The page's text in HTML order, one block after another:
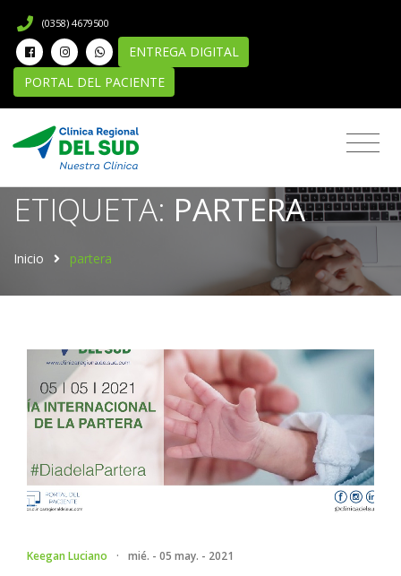
(0358) 4679500
ENTREGA DIGITAL
PORTAL DEL PACIENTE
Novedades
ETIQUETA: PARTERA
Inicio partera
Keegan Luciano · mié. - 05 may. - 2021